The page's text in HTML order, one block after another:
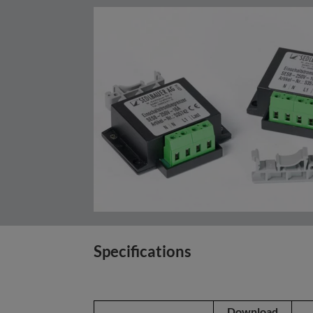
Specifications